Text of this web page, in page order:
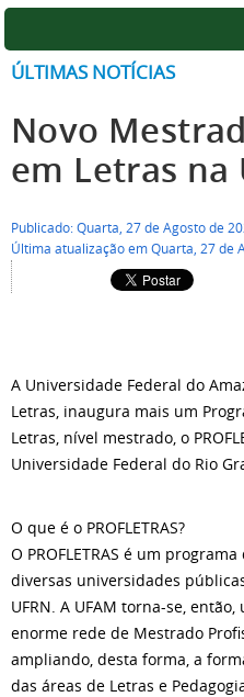
ÚLTIMAS NOTÍCIAS
Novo
em Letras na
Publicado: Quarta, 27 de Agosto de
Última atualização em Quarta, 27 de
A Universidade Federal do
Letras, inaugura mais um
Letras, nível mestrado, o
Universidade Federal do Rio
O que é o PROFLETRAS?
O PROFLETRAS é um
diversas universidades
UFRN. A UFAM torna-se,
enorme rede de Mestrado
ampliando, desta forma, a
das áreas de Letras e